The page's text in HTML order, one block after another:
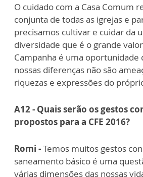
O cuidado com a Casa Comum
conjunta de todas as igrejas e
precisamos cultivar e cuidar da
diversidade que é o grande
Campanha é uma oportunidade
nossas diferenças não são
riquezas e expressões do
A12 - Quais serão os gestos
propostos para a CFE 2016?
Romi -Temos muitos gestos
saneamento básico é uma
várias dimensões das nossas